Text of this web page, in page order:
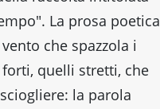
La prosa poetica
che spazzola i
quelli stretti, che
la parola